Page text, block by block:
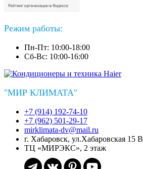
Режим работы:
Пн-Пт: 10:00-18:00
Сб-Вс: 10:00-16:00
"МИР КЛИМАТА"
+7 (914) 192-74-10
+7 (962) 501-29-17
mirklimata-dv@mail.ru
г. Хабаровск, ул.Хабаровская 15 В
ТЦ «МИРЭКС», 2 этаж